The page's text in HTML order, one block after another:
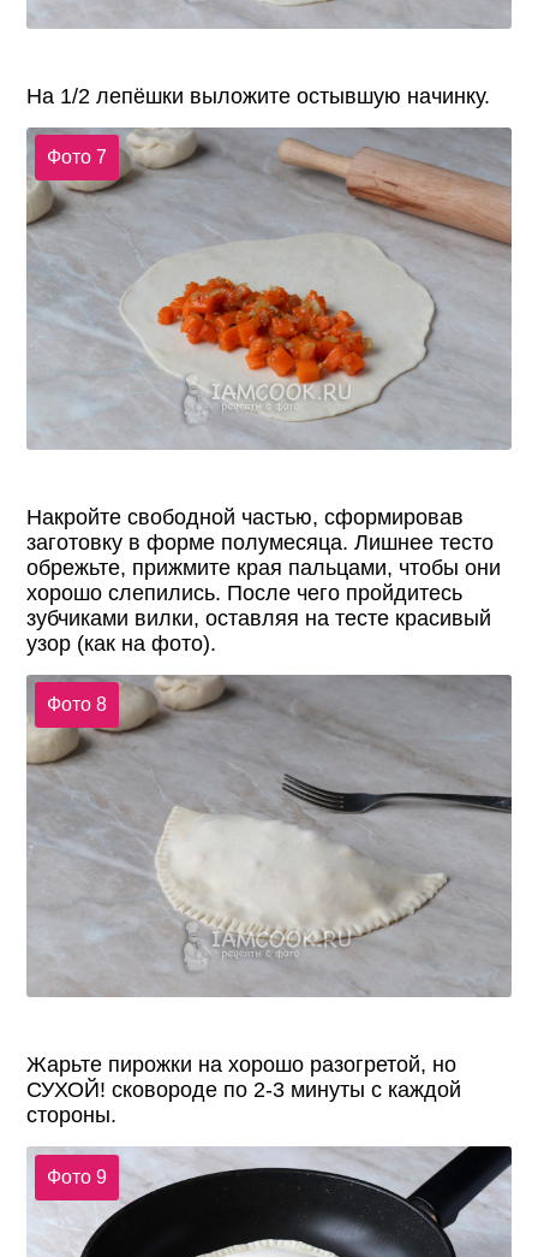
На 1/2 лепёшки выложите остывшую начинку.
Фото 7
Накройте свободной частью, сформировав
заготовку в форме полумесяца. Лишнее тесто
обрежьте, прижмите края пальцами, чтобы они
хорошо слепились. После чего пройдитесь
зубчиками вилки, оставляя на тесте красивый
узор (как на фото).
Фото 8
Жарьте пирожки на хорошо разогретой, но
СУХОЙ! сковороде по 2-3 минуты с каждой
стороны.
Фото 9